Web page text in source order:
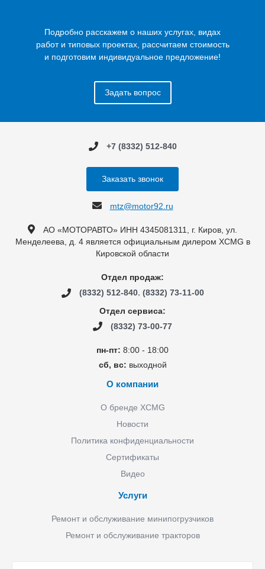
Подробно расскажем о наших услугах, видах
работ и типовых проектах, рассчитаем стоимость
и подготовим индивидуальное предложение!
Задать вопрос
+7 (8332) 512-840
Заказать звонок
mtz@motor92.ru
АО «МОТОРАВТО» ИНН 4345081311, г. Киров, ул.
Менделеева, д. 4 является официальным дилером XCMG в
Кировской области
Отдел продаж:
(8332) 512-840, (8332) 73-11-00
Отдел сервиса:
(8332) 73-00-77
пн-пт: 8:00 - 18:00
сб, вс: выходной
О компании
О бренде XCMG
Новости
Политика конфиденциальности
Сертификаты
Видео
Услуги
Ремонт и обслуживание минипогрузчиков
Ремонт и обслуживание тракторов